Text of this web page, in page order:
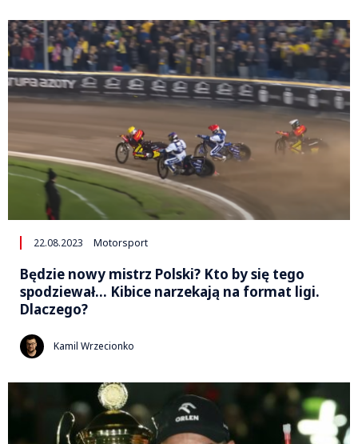
22.08.2023 Motorsport
Będzie nowy mistrz Polski? Kto by się tego
spodziewał… Kibice narzekają na format ligi.
Dlaczego?
Kamil Wrzecionko